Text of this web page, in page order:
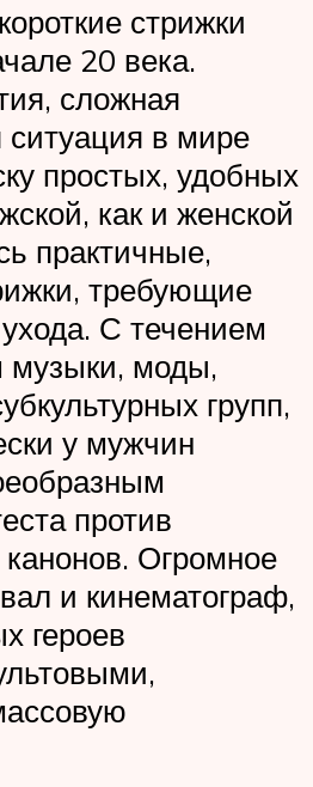
стрижки
20 века.
сложная
ситуация в мире
простых, удобных
как и женской
практичные,
требующие
С течением
музыки, моды,
групп,
у мужчин
против
Огромное
и кинематограф,
героев